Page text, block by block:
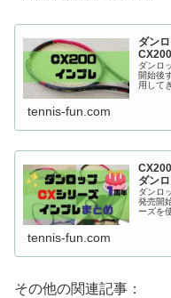
ダン
ダンロ
開始後
用して
tennis-fun.com
ダン
ダンロ
発売開
ーズを
価の記
tennis-fun.com
その他の関連記事：